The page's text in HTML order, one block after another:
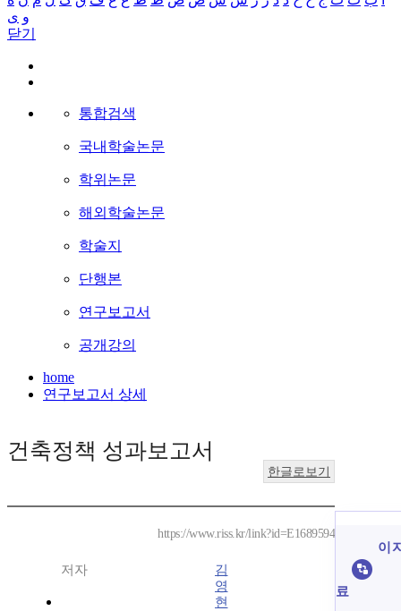
و ی
닫기
통합검색
국내학술논문
학위논문
해외학술논문
학술지
단행본
연구보고서
공개강의
home
연구보고서 상세
건축정책 성과보고서
한글로보기
https://www.riss.kr/link?id=E1689594
저자
김
영
현
이
료